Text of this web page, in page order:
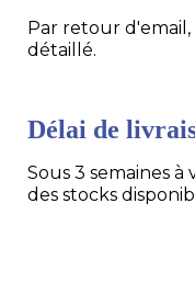
Par retour
détaillé.
Délai de
Sous 3 semaines
des stocks